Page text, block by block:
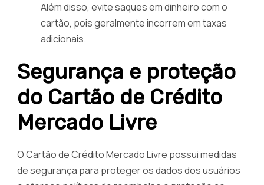
Além disso, evite saques em dinheiro com o
cartão, pois geralmente incorrem em taxas
adicionais.
Segurança e proteção
do Cartão de Crédito
Mercado Livre
O Cartão de Crédito Mercado Livre possui medidas
de segurança para proteger os dados dos usuários